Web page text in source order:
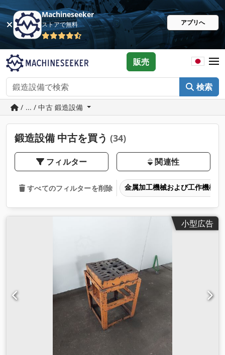
Machineseeker
ストアで無料 アプリへ
検索
販売
/ ... / 中古 鍛造設備
鍛造設備 中古を買う (34)
フィルター 関連性
すべてのフィルターを削除 金属加工機械および工作機械
小型広告